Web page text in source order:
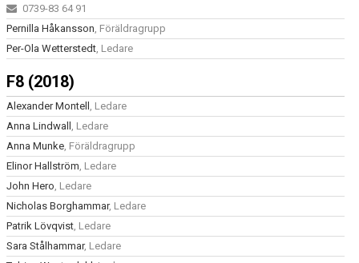
0739-83 64 91
Pernilla Håkansson, Föräldragrupp
Per-Ola Wetterstedt, Ledare
F8 (2018)
Alexander Montell , Ledare
Anna Lindwall , Ledare
Anna Munke, Föräldragrupp
Elinor Hallström, Ledare
John Hero, Ledare
Nicholas Borghammar, Ledare
Patrik Lövqvist, Ledare
Sara Stålhammar, Ledare